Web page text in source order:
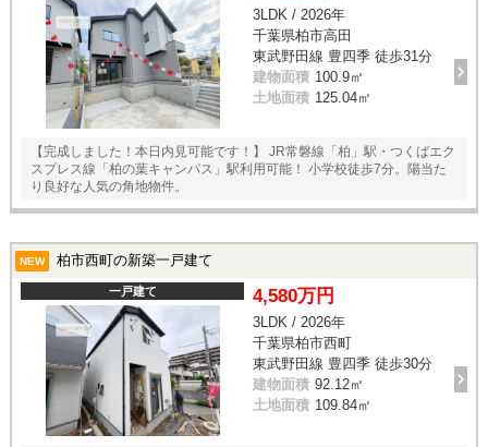
3LDK / 2026年
千葉県柏市高田
東武野田線 豊四季 徒歩31分
建物面積 100.9㎡
土地面積 125.04㎡
【完成しました！本日内見可能です！】 JR常磐線「柏」駅・つくばエク
スプレス線「柏の葉キャンパス」駅利用可能！ 小学校徒歩7分。陽当た
り良好な人気の角地物件。
NEW 柏市西町の新築一戸建て
一戸建て 4,580万円
3LDK / 2026年
千葉県柏市西町
東武野田線 豊四季 徒歩30分
建物面積 92.12㎡
土地面積 109.84㎡